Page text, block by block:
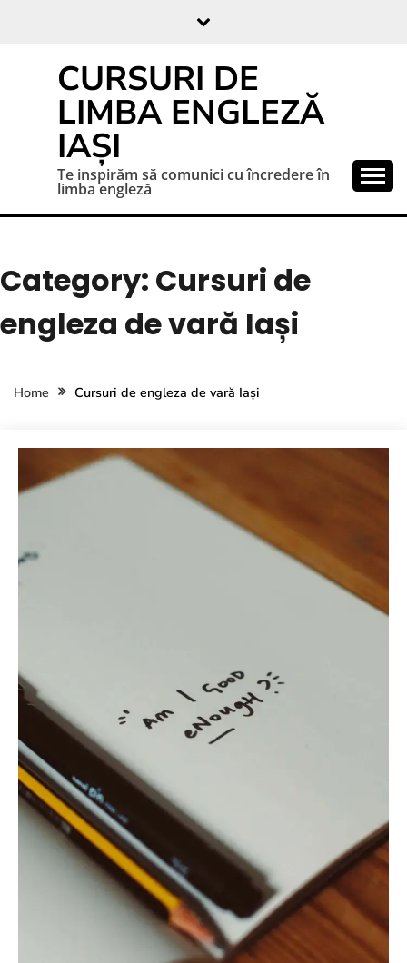
CURSURI DE
LIMBA ENGLEZĂ
IAȘI
Te inspirăm să comunici cu încredere în
limba engleză
Category: Cursuri de
engleza de vară Iași
Home Cursuri de engleza de vară Iași